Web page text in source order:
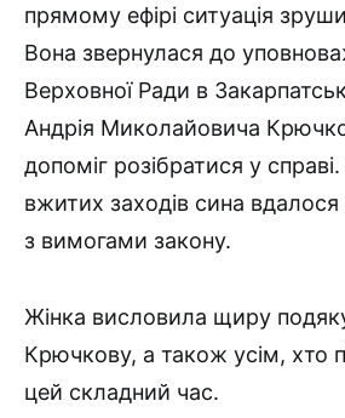
прямому ефірі ситуація
Вона звернулася до
Верховної Ради в
Андрія Миколайовича
допоміг розібратися у справі.
вжитих заходів сина вдалося
з вимогами закону.
Жінка висловила щиру
Крючкову, а також усім, хто
цей складний час.